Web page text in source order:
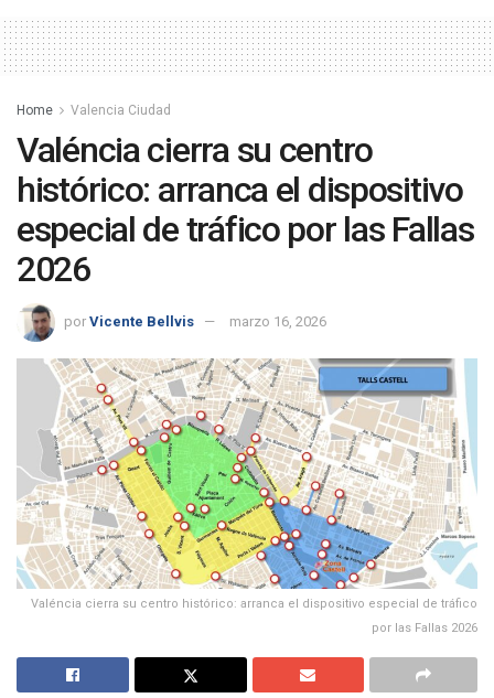
Home Valencia Ciudad
Valéncia cierra su centro
histórico: arranca el dispositivo
especial de tráfico por las Fallas
2026
por Vicente Bellvis marzo 16, 2026
Valéncia cierra su centro histórico: arranca el dispositivo especial de tráfico
por las Fallas 2026